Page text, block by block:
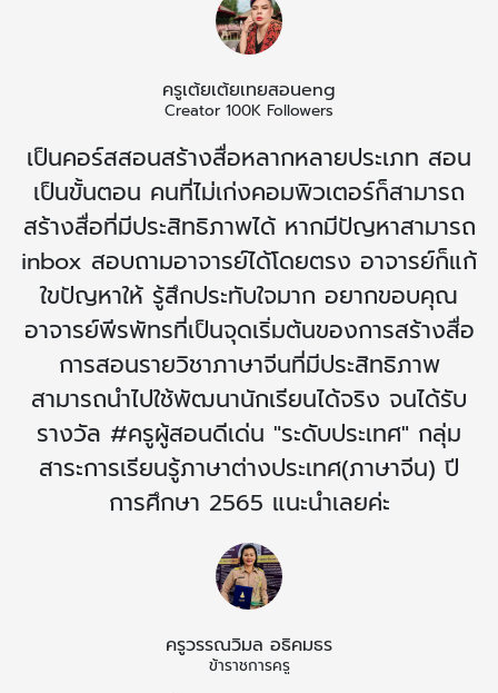
ครูเต้ยเต้ยเทยสอนeng
Creator 100K Followers
เป็นคอร์สสอนสร้างสื่อหลากหลายประเภท สอน
เป็นขั้นตอน คนที่ไม่เก่งคอมพิวเตอร์ก็สามารถ
สร้างสื่อที่มีประสิทธิภาพได้ หากมีปัญหาสามารถ
inbox สอบถามอาจารย์ได้โดยตรง อาจารย์ก็แก้
ใขปัญหาให้ รู้สึกประทับใจมาก อยากขอบคุณ
อาจารย์พีรพัทรที่เป็นจุดเริ่มต้นของการสร้างสื่อ
การสอนรายวิชาภาษาจีนที่มีประสิทธิภาพ
สามารถนำไปใช้พัฒนานักเรียนได้จริง จนได้รับ
รางวัล #ครูผู้สอนดีเด่น "ระดับประเทศ" กลุ่ม
สาระการเรียนรู้ภาษาต่างประเทศ(ภาษาจีน) ปี
การศึกษา 2565 แนะนำเลยค่ะ
ครูวรรณวิมล อธิคมธร
ข้าราชการครู